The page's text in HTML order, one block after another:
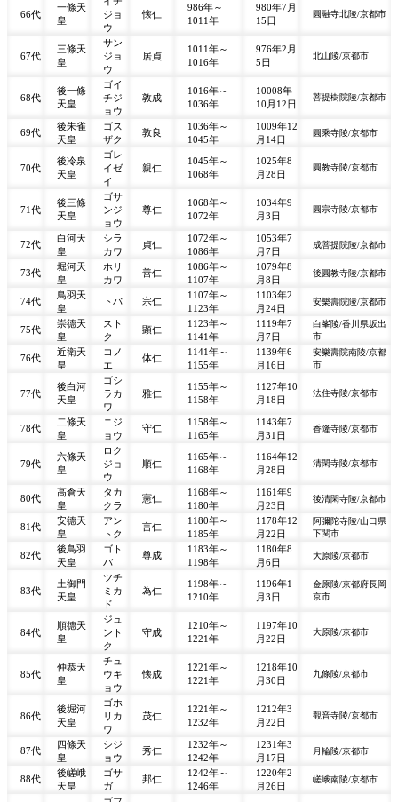
66代
一條天
皇
ジョ
ウ
懐仁
986年～
1011年
980年7月
15日
圓融寺北陵/京都市
67代
三條天
皇
サン
ジョ
ウ
居貞
1011年～
1016年
976年2月
5日
北山陵/京都市
68代
後一條
天皇
ゴイ
チジ
ョウ
敦成
1016年～
1036年
10008年
10月12日
菩提樹院陵/京都市
69代
後朱雀
天皇
ゴス
ザク
敦良
1036年～
1045年
1009年12
月14日
圓乘寺陵/京都市
70代
後冷泉
天皇
ゴレ
イゼ
イ
親仁
1045年～
1068年
1025年8
月28日
圓教寺陵/京都市
71代
後三條
天皇
ゴサ
ンジ
ョウ
尊仁
1068年～
1072年
1034年9
月3日
圓宗寺陵/京都市
72代
白河天
皇
シラ
カワ
貞仁
1072年～
1086年
1053年7
月7日
成菩提院陵/京都市
73代
堀河天
皇
ホリ
カワ
善仁
1086年～
1107年
1079年8
月8日
後圓教寺陵/京都市
74代
鳥羽天
皇
トバ 宗仁
1107年～
1123年
1103年2
月24日
安樂壽院陵/京都市
75代
崇德天
皇
スト
ク
顕仁
1123年～
1141年
1119年7
月7日
白峯陵/香川県坂出
市
76代
近衛天
皇
コノ
エ
体仁
1141年～
1155年
1139年6
月16日
安樂壽院南陵/京都
市
77代
後白河
天皇
ゴシ
ラカ
ワ
雅仁
1155年～
1158年
1127年10
月18日
法住寺陵/京都市
78代
二條天
皇
ニジ
ョウ
守仁
1158年～
1165年
1143年7
月31日
香隆寺陵/京都市
79代
六條天
皇
ロク
ジョ
ウ
順仁
1165年～
1168年
1164年12
月28日
清閑寺陵/京都市
80代
高倉天
皇
タカ
クラ
憲仁
1168年～
1180年
1161年9
月23日
後清閑寺陵/京都市
81代
安德天
皇
アン
トク
言仁
1180年～
1185年
1178年12
月22日
阿彌陀寺陵/山口県
下関市
82代
後鳥羽
天皇
ゴト
バ
尊成
1183年～
1198年
1180年8
月6日
大原陵/京都市
83代
土御門
天皇
ツチ
ミカ
ド
為仁
1198年～
1210年
1196年1
月3日
金原陵/京都府長岡
京市
84代
順德天
皇
ジュ
ント
ク
守成
1210年～
1221年
1197年10
月22日
大原陵/京都市
85代
仲恭天
皇
チュ
ウキ
ョウ
懐成
1221年～
1221年
1218年10
月30日
九條陵/京都市
86代
後堀河
天皇
ゴホ
リカ
ワ
茂仁
1221年～
1232年
1212年3
月22日
觀音寺陵/京都市
87代
四條天
皇
シジ
ョウ
秀仁
1232年～
1242年
1231年3
月17日
月輪陵/京都市
88代
後嵯峨
天皇
ゴサ
ガ
邦仁
1242年～
1246年
1220年2
月26日
嵯峨南陵/京都市